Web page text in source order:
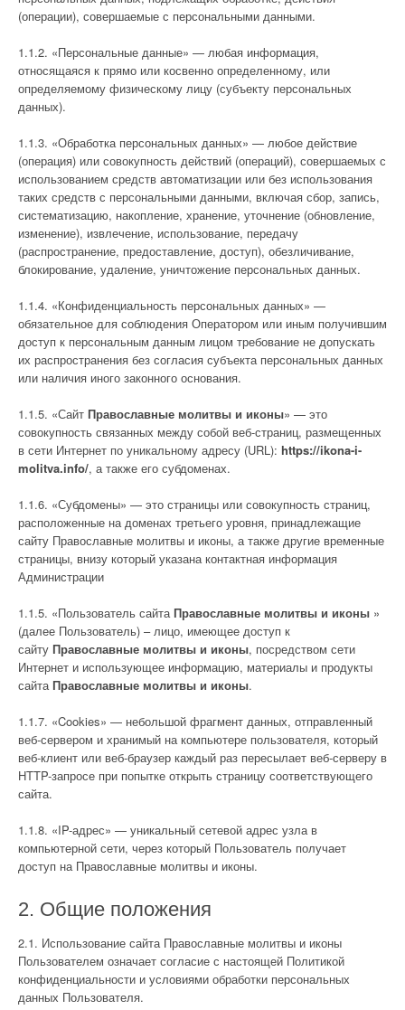
(операции), совершаемые с персональными данными.
1.1.2. «Персональные данные» — любая информация,
относящаяся к прямо или косвенно определенному, или
определяемому физическому лицу (субъекту персональных
данных).
1.1.3. «Обработка персональных данных» — любое действие
(операция) или совокупность действий (операций), совершаемых с
использованием средств автоматизации или без использования
таких средств с персональными данными, включая сбор, запись,
систематизацию, накопление, хранение, уточнение (обновление,
изменение), извлечение, использование, передачу
(распространение, предоставление, доступ), обезличивание,
блокирование, удаление, уничтожение персональных данных.
1.1.4. «Конфиденциальность персональных данных» —
обязательное для соблюдения Оператором или иным получившим
доступ к персональным данным лицом требование не допускать
их распространения без согласия субъекта персональных данных
или наличия иного законного основания.
1.1.5. «Сайт Православные молитвы и иконы» — это
совокупность связанных между собой веб-страниц, размещенных
в сети Интернет по уникальному адресу (URL): https://ikona-i-
molitva.info/, а также его субдоменах.
1.1.6. «Субдомены» — это страницы или совокупность страниц,
расположенные на доменах третьего уровня, принадлежащие
сайту Православные молитвы и иконы, а также другие временные
страницы, внизу который указана контактная информация
Администрации
1.1.5. «Пользователь сайта Православные молитвы и иконы »
(далее Пользователь) – лицо, имеющее доступ к
сайту Православные молитвы и иконы, посредством сети
Интернет и использующее информацию, материалы и продукты
сайта Православные молитвы и иконы.
1.1.7. «Cookies» — небольшой фрагмент данных, отправленный
веб-сервером и хранимый на компьютере пользователя, который
веб-клиент или веб-браузер каждый раз пересылает веб-серверу в
HTTP-запросе при попытке открыть страницу соответствующего
сайта.
1.1.8. «IP-адрес» — уникальный сетевой адрес узла в
компьютерной сети, через который Пользователь получает
доступ на Православные молитвы и иконы.
2. Общие положения
2.1. Использование сайта Православные молитвы и иконы
Пользователем означает согласие с настоящей Политикой
конфиденциальности и условиями обработки персональных
данных Пользователя.